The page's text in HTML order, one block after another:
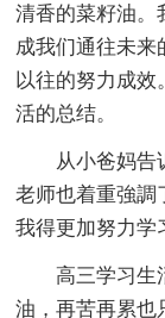
清香的菜籽油。
成我们通往未来
以往的努力成效
活的总结。
从小爸妈告
老师也着重強調
我得更加努力学
高三学习生
油，再苦再累也